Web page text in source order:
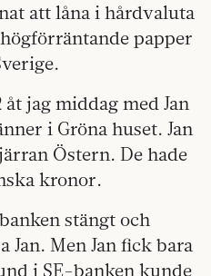
att låna i hårdvaluta
papper
åt jag middag med Jan
i Gröna huset. Jan
Östern. De hade
kronor.
stängt och
Jan. Men Jan fick bara
i SE-banken kunde